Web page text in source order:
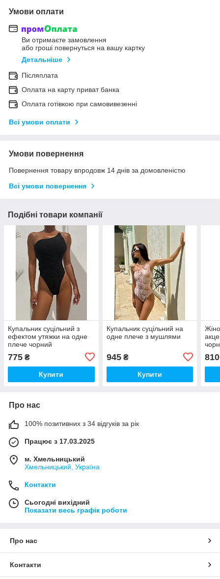
Умови оплати
Ви отримаєте замовлення
або гроші повернуться на вашу картку
Детальніше
Післяплата
Оплата на карту приват банка
Оплата готівкою при самовивезенні
Всі умови оплати
Умови повернення
Повернення товару впродовж 14 днів за домовленістю
Всі умови повернення
Подібні товари компанії
Купальник суцільний з
ефектом утяжки на одне
плече чорний
775 ₴
Купити
Купальник суцільний на
одне плече з мушлями
945₴
Купити
810
Про нас
100% позитивних з 34 відгуків за рік
Працює з 17.03.2025
м. Хмельницький
Хмельницький, Україна
Контакти
Сьогодні вихідний
Показати весь графік роботи
Про нас
Контакти